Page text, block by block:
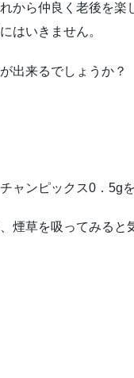
から仲良く老後を楽
はいきません。
出来るでしょうか？
ャンピックス0．5g
煙草を吸ってみると